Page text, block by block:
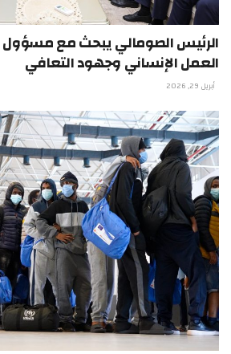
الرئيس الصومالي يبحث مع مسؤول
العمل الإنساني وجهود التعافي
أبريل 29, 2026